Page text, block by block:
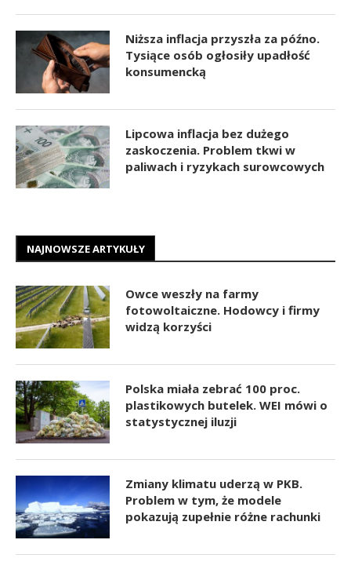
Niższa inflacja przyszła za późno.
Tysiące osób ogłosiły upadłość
konsumencką
Lipcowa inflacja bez dużego
zaskoczenia. Problem tkwi w
paliwach i ryzykach surowcowych
NAJNOWSZE ARTYKUŁY
Owce weszły na farmy
fotowoltaiczne. Hodowcy i firmy
widzą korzyści
Polska miała zebrać 100 proc.
plastikowych butelek. WEI mówi o
statystycznej iluzji
Zmiany klimatu uderzą w PKB.
Problem w tym, że modele
pokazują zupełnie różne rachunki